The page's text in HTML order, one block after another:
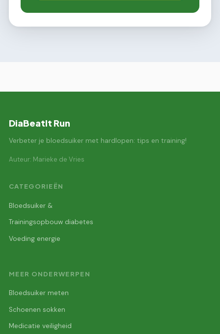
DiaBeatIt Run
Verbeter je bloedsuiker met hardlopen: tips en training!
Auteur: Marieke de Vries
CATEGORIEËN
Bloedsuiker &
Trainingsopbouw diabetes
Voeding energie
MEER ONDERWERPEN
Bloedsuiker meten
Schoenen sokken
Medicatie veiligheid